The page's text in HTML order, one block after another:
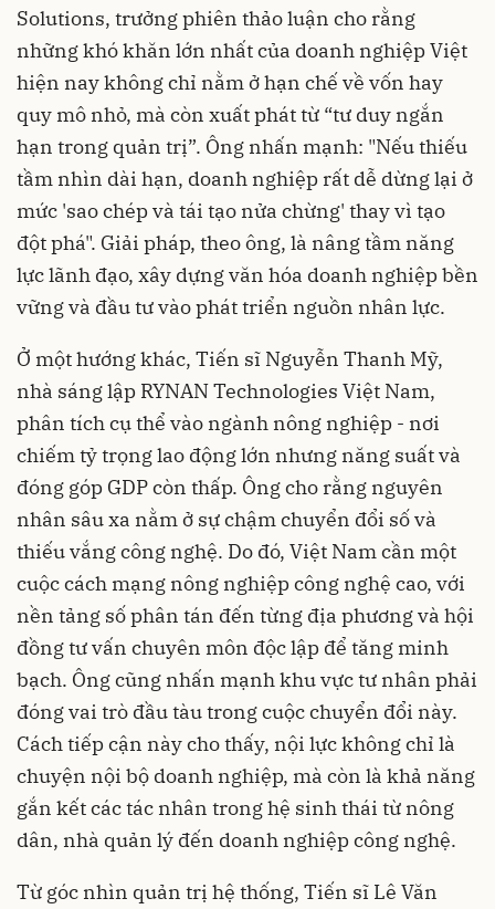
Solutions, trưởng phiên thảo luận cho rằng
những khó khăn lớn nhất của doanh nghiệp Việt
hiện nay không chỉ nằm ở hạn chế về vốn hay
quy mô nhỏ, mà còn xuất phát từ “tư duy ngắn
hạn trong quản trị”. Ông nhấn mạnh: "Nếu thiếu
tầm nhìn dài hạn, doanh nghiệp rất dễ dừng lại ở
mức 'sao chép và tái tạo nửa chừng' thay vì tạo
đột phá". Giải pháp, theo ông, là nâng tầm năng
lực lãnh đạo, xây dựng văn hóa doanh nghiệp bền
vững và đầu tư vào phát triển nguồn nhân lực.
Ở một hướng khác, Tiến sĩ Nguyễn Thanh Mỹ,
nhà sáng lập RYNAN Technologies Việt Nam,
phân tích cụ thể vào ngành nông nghiệp - nơi
chiếm tỷ trọng lao động lớn nhưng năng suất và
đóng góp GDP còn thấp. Ông cho rằng nguyên
nhân sâu xa nằm ở sự chậm chuyển đổi số và
thiếu vắng công nghệ. Do đó, Việt Nam cần một
cuộc cách mạng nông nghiệp công nghệ cao, với
nền tảng số phân tán đến từng địa phương và hội
đồng tư vấn chuyên môn độc lập để tăng minh
bạch. Ông cũng nhấn mạnh khu vực tư nhân phải
đóng vai trò đầu tàu trong cuộc chuyển đổi này.
Cách tiếp cận này cho thấy, nội lực không chỉ là
chuyện nội bộ doanh nghiệp, mà còn là khả năng
gắn kết các tác nhân trong hệ sinh thái từ nông
dân, nhà quản lý đến doanh nghiệp công nghệ.
Từ góc nhìn quản trị hệ thống, Tiến sĩ Lê Văn